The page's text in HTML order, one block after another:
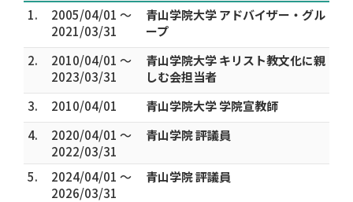
1.
2005/04/01 ～
2021/03/31
青山学院大学 アドバイザー・グル
ープ
2.
2010/04/01 ～
2023/03/31
青山学院大学 キリスト教文化に親
しむ会担当者
3.
2010/04/01
青山学院大学 学院宣教師
4.
2020/04/01 ～
2022/03/31
青山学院 評議員
5.
2024/04/01 ～
2026/03/31
青山学院 評議員